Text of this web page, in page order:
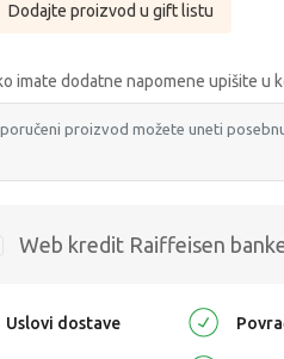
Dodajte proizvod u gift listu
imate dodatne napomene upišite u
Web kredit Raiffeisen
Uslovi dostave